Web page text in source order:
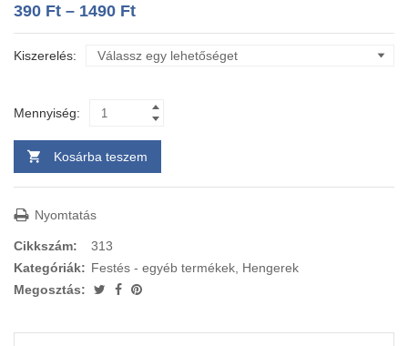
390 Ft – 1490 Ft
Kiszerelés
Mennyiség:
Kosárba teszem
Nyomtatás
Cikkszám:
313
Kategóriák: Festés - egyéb termékek, Hengerek
Megosztás: